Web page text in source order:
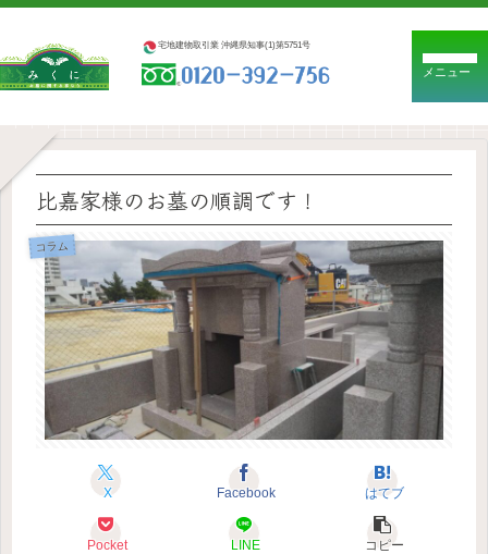
宅地建物取引業 沖縄県知事(1)第5751号
メニュー
比嘉家様のお墓の順調です！
コラム
X Facebook はてブ
Pocket LINE コピー